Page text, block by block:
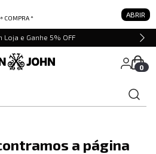
COMPRA * ABRIR
Loja e Ganhe 5% OFF
0
a página